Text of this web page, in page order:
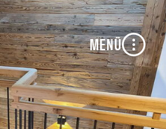
MENÜ